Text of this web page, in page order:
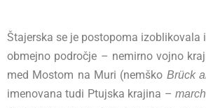
Štajerska se je postopoma
obmejno področje – nemirno vojno
med Mostom na Muri (nemško Brück
imenovana tudi Ptujska krajina –